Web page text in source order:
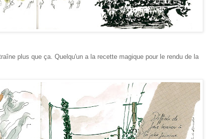
plus que ça. Quelqu'un a la recette magique pour le rendu de la